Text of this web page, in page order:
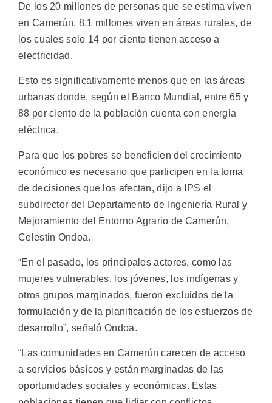
De los 20 millones de personas que se estima viven
en Camerún, 8,1 millones viven en áreas rurales, de
los cuales solo 14 por ciento tienen acceso a
electricidad.
Esto es significativamente menos que en las áreas
urbanas donde, según el Banco Mundial, entre 65 y
88 por ciento de la población cuenta con energía
eléctrica.
Para que los pobres se beneficien del crecimiento
económico es necesario que participen en la toma
de decisiones que los afectan, dijo a IPS el
subdirector del Departamento de Ingeniería Rural y
Mejoramiento del Entorno Agrario de Camerún,
Celestin Ondoa.
“En el pasado, los principales actores, como las
mujeres vulnerables, los jóvenes, los indígenas y
otros grupos marginados, fueron excluidos de la
formulación y de la planificación de los esfuerzos de
desarrollo”, señaló Ondoa.
“Las comunidades en Camerún carecen de acceso
a servicios básicos y están marginadas de las
oportunidades sociales y económicas. Estas